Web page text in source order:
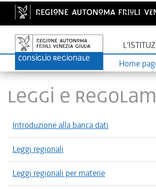
Home
LEGGI E
Introduzione alla banca dati
Leggi regionali
Leggi regionali per materie